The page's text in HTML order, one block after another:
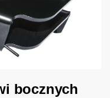
bocznych